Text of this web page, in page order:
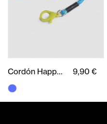
Cordón Happy You 9,90 €